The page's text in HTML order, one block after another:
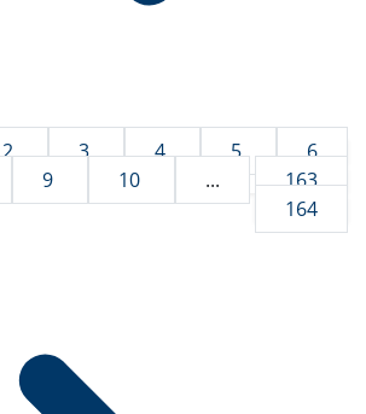
2 3 4 5
6
9 10 ...
163
164